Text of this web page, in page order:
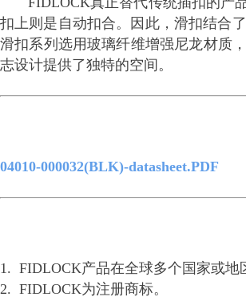
扣上则是自动扣合。因此，滑扣结合
滑扣系列选用玻璃纤维增强尼龙材质
志设计提供了独特的空间。
04010-000032(BLK)-datasheet.PDF
1. FIDLOCK产品在全球多个国家或
2. FIDLOCK为注册商标。